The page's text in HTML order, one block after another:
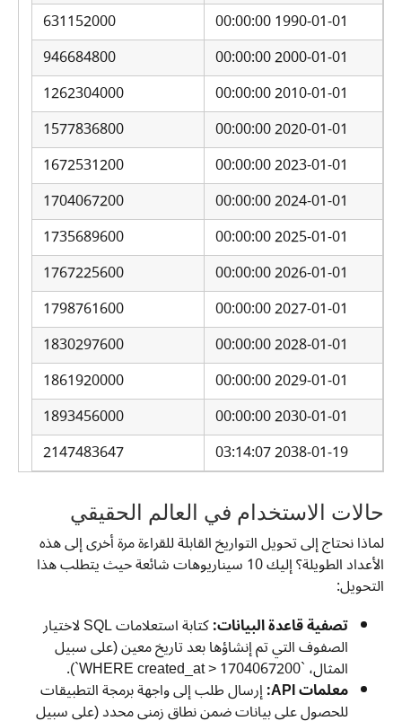
1990-01-01 00:00:00
631152000
2000-01-01 00:00:00
946684800
2010-01-01 00:00:00
1262304000
2020-01-01 00:00:00
1577836800
2023-01-01 00:00:00
1672531200
2024-01-01 00:00:00
1704067200
2025-01-01 00:00:00
1735689600
2026-01-01 00:00:00
1767225600
2027-01-01 00:00:00
1798761600
2028-01-01 00:00:00
1830297600
2029-01-01 00:00:00
1861920000
2030-01-01 00:00:00
1893456000
2038-01-19 03:14:07
2147483647
حالات الاستخدام في العالم الحقيقي
لماذا نحتاج إلى تحويل التواريخ القابلة للقراءة مرة أخرى إلى هذه
الأعداد الطويلة؟ إليك 10 سيناريوهات شائعة حيث يتطلب هذا
التحويل:
تصفية قاعدة البيانات:
كتابة استعلامات SQL لاختيار
الصفوف التي تم إنشاؤها بعد تاريخ معين (على سبيل
المثال، `WHERE created_at > 1704067200`).
معلمات API: إرسال طلب إلى واجهة برمجة التطبيقات
للحصول على بيانات ضمن نطاق زمني محدد (على سبيل